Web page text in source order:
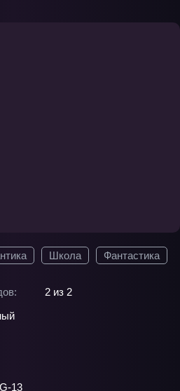
Школа Фантастика
2 из 2
13